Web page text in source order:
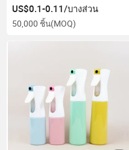
US$0.1-0.11/บางส่วน
50,000 ชิ้น(MOQ)